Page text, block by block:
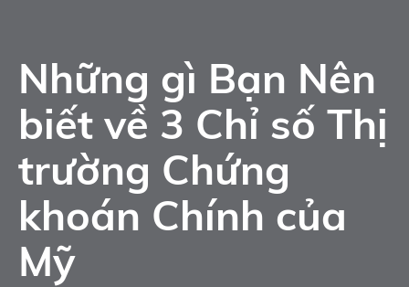
Những gì Bạn Nên
biết về 3 Chỉ số Thị
trường Chứng
khoán Chính của
Mỹ